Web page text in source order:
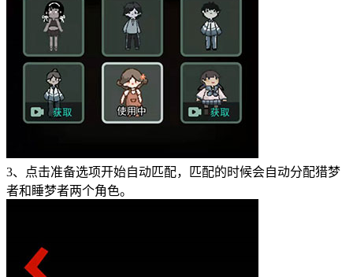
3、点击准备选项开始自动匹配，匹配的时候会自动分配猎梦
者和睡梦者两个角色。